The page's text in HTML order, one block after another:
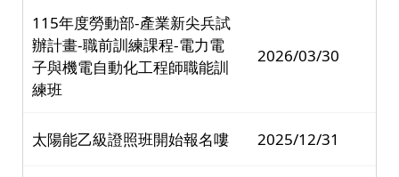
115年度勞動部-產業新尖兵試
辦計畫-職前訓練課程-電力電
子與機電自動化工程師職能訓
練班
2026/03/30
太陽能乙級證照班開始報名嘍 2025/12/31